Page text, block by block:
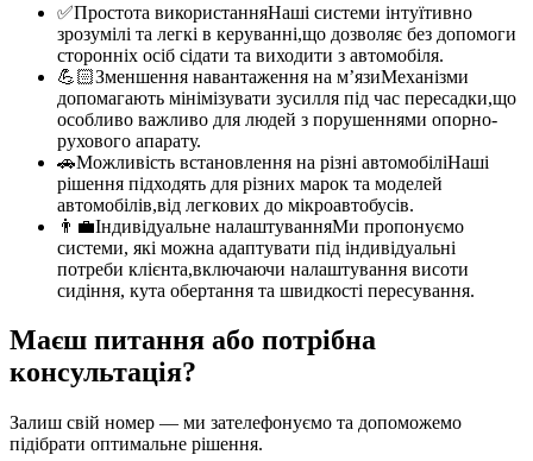
✅Простота використанняНаші системи інтуїтивно
зрозумілі та легкі в керуванні,що дозволяє без допомоги
сторонніх осіб сідати та виходити з автомобіля.
💪🏻Зменшення навантаження на м’язиМеханізми
допомагають мінімізувати зусилля під час пересадки,що
особливо важливо для людей з порушеннями опорно-
рухового апарату.
🚗Можливість встановлення на різні автомобіліНаші
рішення підходять для різних марок та моделей
автомобілів,від легкових до мікроавтобусів.
👨‍💼Індивідуальне налаштуванняМи пропонуємо
системи, які можна адаптувати під індивідуальні
потреби клієнта,включаючи налаштування висоти
сидіння, кута обертання та швидкості пересування.
Маєш питання або потрібна
консультація?
Залиш свій номер — ми зателефонуємо та допоможемо
підібрати оптимальне рішення.